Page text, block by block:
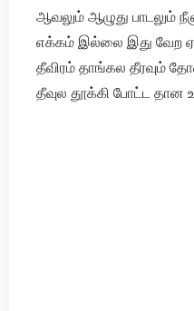
ஆவலும் ஆழுது பாடலும்
எக்கம் இல்லை இது வேற
தீவிரம் தாங்கல தீரவும்
தீவுல தூக்கி போட்ட